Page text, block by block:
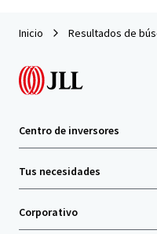
Inicio Resultados de
Centro de inversores
Tus necesidades
Corporativo